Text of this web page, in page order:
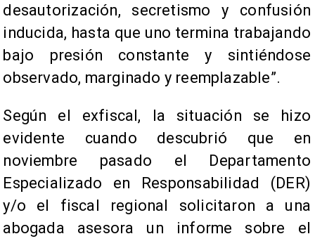
desautorización, secretismo y confusión
inducida, hasta que uno termina trabajando
bajo presión constante y sintiéndose
observado, marginado y reemplazable”.
Según el exfiscal, la situación se hizo
evidente cuando descubrió que en
noviembre pasado el Departamento
Especializado en Responsabilidad (DER)
y/o el fiscal regional solicitaron a una
abogada asesora un informe sobre el